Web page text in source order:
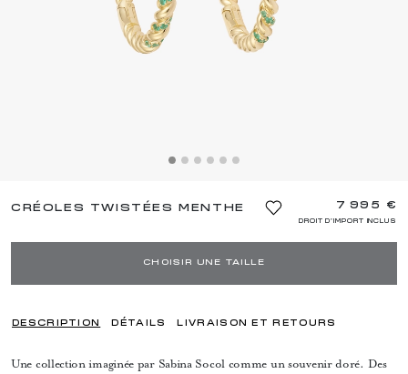
CRÉOLES TWISTÉES MENTHE 7 995 €
DROIT D'IMPORT INCLUS
CHOISIR UNE TAILLE
DESCRIPTION DÉTAILS LIVRAISON ET RETOURS
Une collection imaginée par Sabina Socol comme un souvenir doré. Des